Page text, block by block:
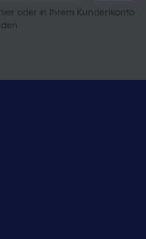
oder in Ihrem Kundenkonto